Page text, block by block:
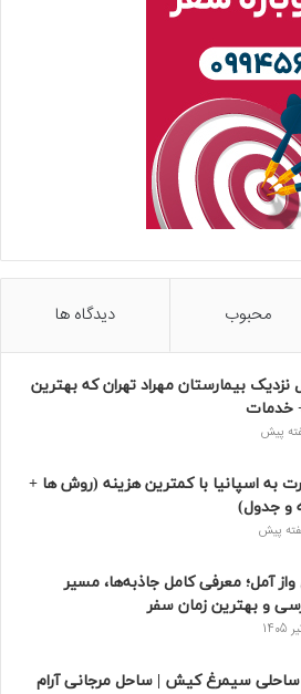
محبوب دیدگاه ها
نزدیک بیمارستان مهراد تهران که بهترین‌
خدمات
به اسپانیا با کمترین هزینه (روش ها +
و جدول)
آمل؛ معرفی کامل جاذبه‌ها، مسیر
و بهترین زمان سفر
ساحلی سیمرغ کیش | ساحل مرجانی آرام